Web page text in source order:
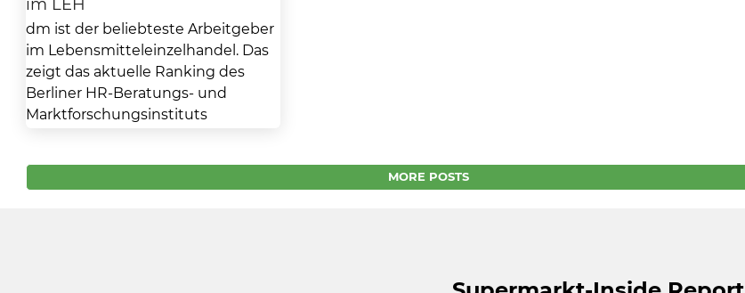
dm ist der beliebteste Arbeitgeber
im Lebensmitteleinzelhandel. Das
zeigt das aktuelle Ranking des
Berliner HR-Beratungs- und
Marktforschungsinstituts
MORE POSTS